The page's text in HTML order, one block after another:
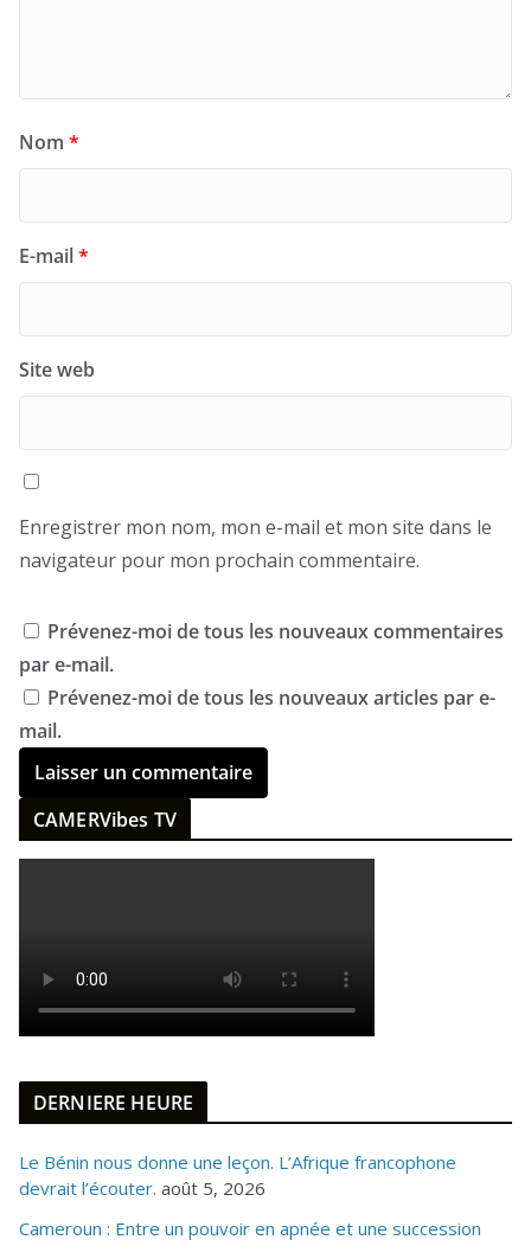
Nom *
E-mail*
Site web
Enregistrer mon nom, mon e-mail et mon site dans le
navigateur pour mon prochain commentaire.
Prévenez-moi de tous les nouveaux commentaires
par e-mail.
Prévenez-moi de tous les nouveaux articles par e-
mail.
CAMERVibes TV
DERNIERE HEURE
Le Bénin nous donne une leçon. L’Afrique francophone
devrait l’écouter. août 5, 2026
Cameroun : Entre un pouvoir en apnée et une succession